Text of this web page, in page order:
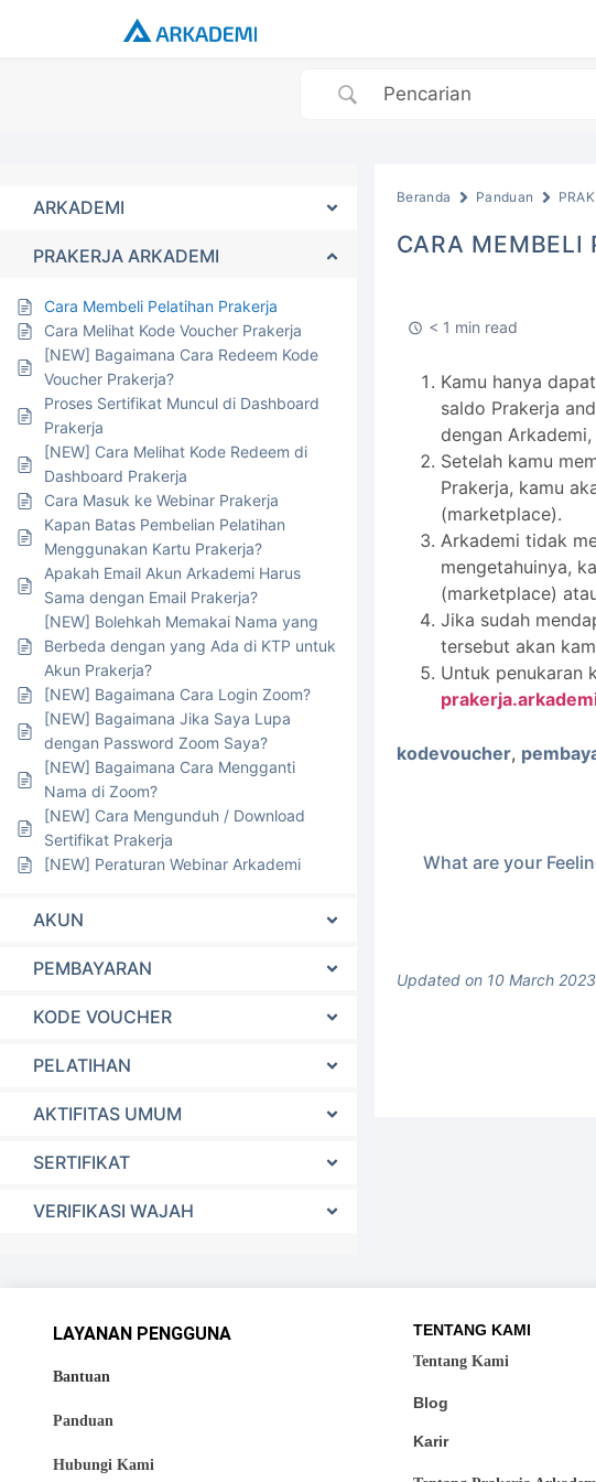
ARKADEMI
PRAKERJA ARKADEMI
Cara Membeli Pelatihan Prakerja
Cara Melihat Kode Voucher Prakerja
[NEW] Bagaimana Cara Redeem Kode
Voucher Prakerja?
Proses Sertifikat Muncul di Dashboard
Prakerja
[NEW] Cara Melihat Kode Redeem di
Dashboard Prakerja
Cara Masuk ke Webinar Prakerja
Kapan Batas Pembelian Pelatihan
Menggunakan Kartu Prakerja?
Apakah Email Akun Arkademi Harus
Sama dengan Email Prakerja?
[NEW] Bolehkah Memakai Nama yang
Berbeda dengan yang Ada di KTP untuk
Akun Prakerja?
[NEW] Bagaimana Cara Login Zoom?
[NEW] Bagaimana Jika Saya Lupa
dengan Password Zoom Saya?
[NEW] Bagaimana Cara Mengganti
Nama di Zoom?
[NEW] Cara Mengunduh / Download
Sertifikat Prakerja
[NEW] Peraturan Webinar Arkademi
AKUN
PEMBAYARAN
KODE VOUCHER
PELATIHAN
AKTIFITAS UMUM
SERTIFIKAT
VERIFIKASI WAJAH
Beranda Panduan
CARA MEMBELI
< 1 min read
Kamu hanya
saldo Prakerja
dengan
Setelah kamu
Prakerja, kamu
(marketplace).
Arkademi tidak
mengetahuinya,
(marketplace)
Jika sudah
tersebut akan
Untuk penukaran
kodevoucher,
What are your
Updated on 10 March 2023
LAYANAN PENGGUNA
Bantuan
Panduan
Hubungi Kami
TENTANG KAMI
Tentang Kami
Blog
Karir